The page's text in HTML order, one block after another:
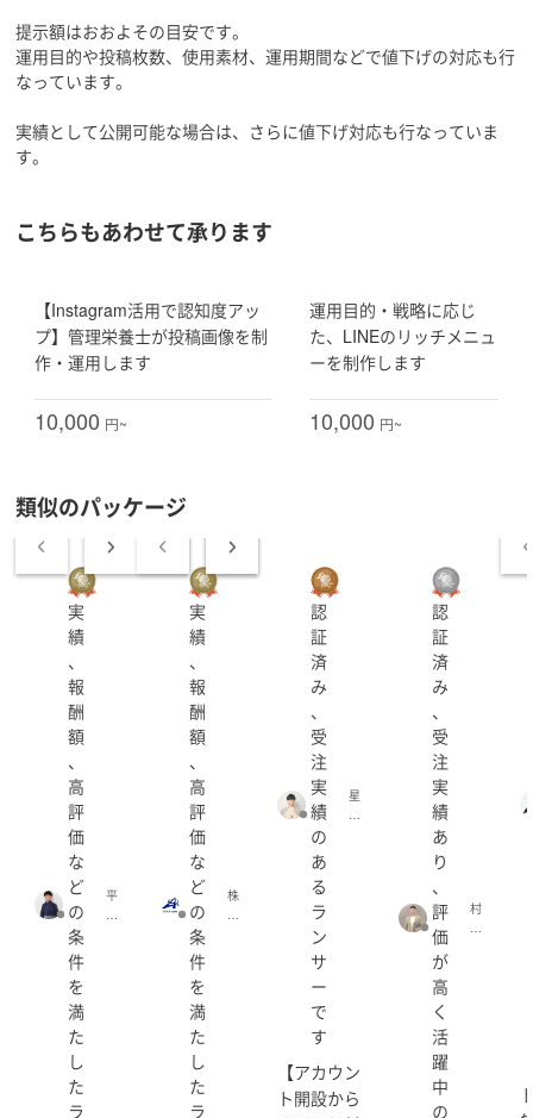
・2022年4月から現在まで、フリーランスデザイナーや
SNS運用代行として活動開始
・2023年11月から、インスタ運用代行事業に特化して活
た。
子ども向けに指導経験が豊富なため、
「見やすく伝わる」表現が得意です。
SNS運用代行をしており、運用全般、投稿作成、ショー
ト動画作成ができます！
デザイン案件も受注しており、アイキャッチ画像やチラ
シ、資料作成、画像選定もできます。
【可能な業務】
・グラフィックデザインができます
・ショート動画作成できます（編集だけでなく構成やサ
ムネイル作成もできます）
自分自身がインスタ運用をしており、自分のアカウント
で収益化をした実績があります。
インスタを使って商品を売る動線は実践的に学んでいま
す。
伝わる動画や資料作りが得意です。
・Notion構築、導入サポート
Notionを自分の業務で活用したいたところ、クライアン
トからその活用法教えてほしい、自分のところにも導入
してほしいとの声をいただくようになり、そこから
Notionサポートのご依頼をいただくようになりました。
【稼働時間】
平日、土曜日は３～７時間、日曜・祝日は３時間でお受
けしております。
提示額はおおよその目安です。
運用目的や投稿枚数、使用素材、運用期間などで値下げの対応も行
なっています。
実績として公開可能な場合は、さらに値下げ対応も行なっていま
す。
こちらもあわせて承ります
【Instagram活用で認知度アッ
プ】管理栄養士が投稿画像を制
作・運用します
10,000 円~
運用目的・戦略に応じ
た、LINEのリッチメニュ
ーを制作します
10,000 円~
類似のパッケージ
実
績
、
報
酬
額
、
高
評
価
な
ど
の
条
件
を
満
た
し
た
ラ
平
野
実
績
、
報
酬
額
、
高
評
価
な
ど
の
条
件
を
満
た
し
た
ラ
株
式
認
証
済
み
、
受
注
実
績
の
あ
る
ラ
ン
サ
ー
で
す
星
@
2
4)
【アカウン
ト開設から
認
証
済
み
、
受
注
実
績
あ
り
、
評
価
が
高
く
活
躍
中
の
村
上